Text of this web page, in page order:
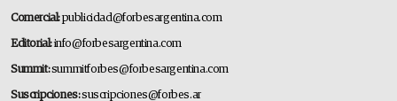
Comercial:publicidad@forbesargentina.com
Editorial:info@forbesargentina.com
Summit:summitforbes@forbesargentina.com
Suscripciones:suscripciones@forbes.ar